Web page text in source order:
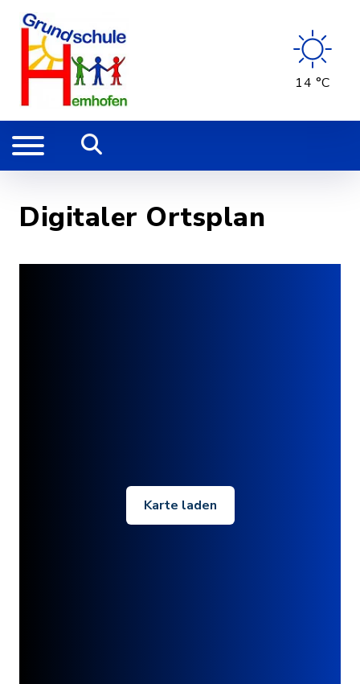
14 °C
Digitaler Ortsplan
Karte laden